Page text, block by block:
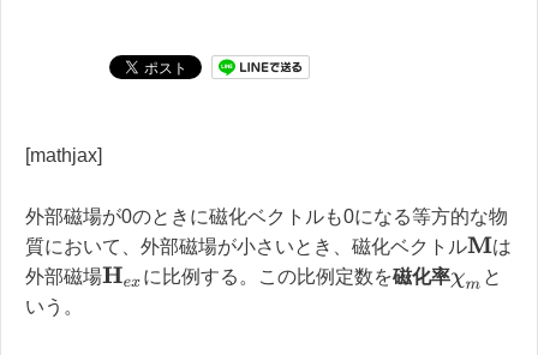
[mathjax]
外部磁場が0のときに磁化ベクトルも0になる等方的な物
質において、外部磁場が小さいとき、磁化ベクトルM は
外部磁場Hex に比例する。この比例定数を磁化率χm と
いう。